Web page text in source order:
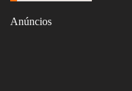
Anúncios